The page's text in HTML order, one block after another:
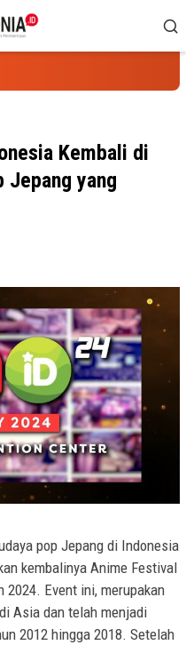
Kembali di
Jepang yang
pop Jepang di Indonesia
kembalinya Anime Festival
2024. Event ini, merupakan
Asia dan telah menjadi
2012 hingga 2018. Setelah